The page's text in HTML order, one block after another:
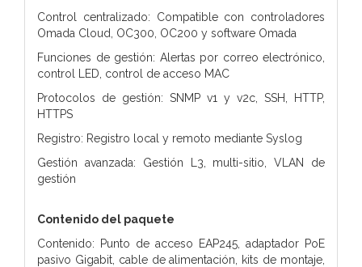
Control centralizado: Compatible con controladores
Omada Cloud, OC300, OC200 y software Omada
Funciones de gestión: Alertas por correo electrónico,
control LED, control de acceso MAC
Protocolos de gestión: SNMP v1 y v2c, SSH, HTTP,
HTTPS
Registro: Registro local y remoto mediante Syslog
Gestión avanzada: Gestión L3, multi-sitio, VLAN de
gestión
Contenido del paquete
Contenido: Punto de acceso EAP245, adaptador PoE
pasivo Gigabit, cable de alimentación, kits de montaje,